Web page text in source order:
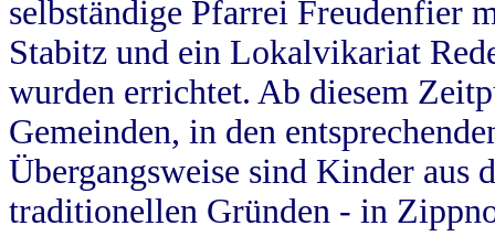
selbständige Pfarrei Freudenfier
Stabitz und ein Lokalvikariat
wurden errichtet. Ab diesem
Gemeinden, in den
Übergangsweise sind Kinder aus
traditionellen Gründen - in